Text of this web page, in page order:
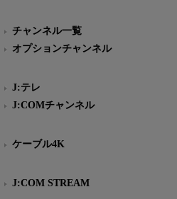
チャンネル一覧
オプションチャンネル
J:テレ
J:COMチャンネル
ケーブル4K
J:COM STREAM